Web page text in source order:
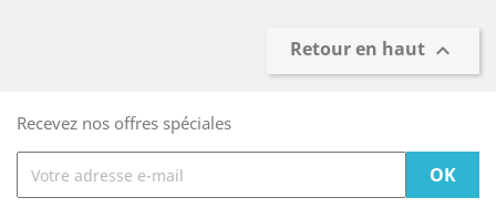
Retour en haut 
Recevez nos offres spéciales